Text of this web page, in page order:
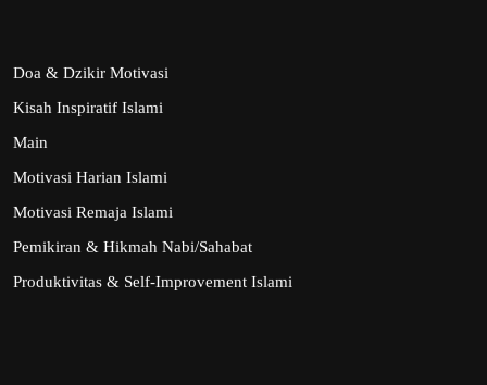
Doa & Dzikir Motivasi
Kisah Inspiratif Islami
Main
Motivasi Harian Islami
Motivasi Remaja Islami
Pemikiran & Hikmah Nabi/Sahabat
Produktivitas & Self-Improvement Islami